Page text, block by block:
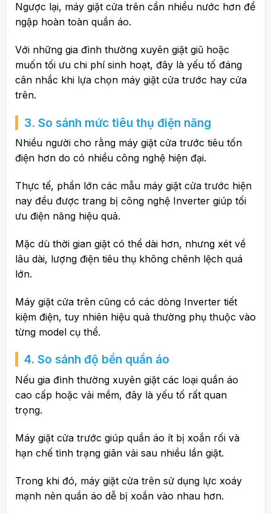
Ngược lại, máy giặt cửa trên cần nhiều nước hơn để
ngập hoàn toàn quần áo.
Với những gia đình thường xuyên giặt giũ hoặc
muốn tối ưu chi phí sinh hoạt, đây là yếu tố đáng
cân nhắc khi lựa chọn máy giặt cửa trước hay cửa
trên.
3. So sánh mức tiêu thụ điện năng
Nhiều người cho rằng máy giặt cửa trước tiêu tốn
điện hơn do có nhiều công nghệ hiện đại.
Thực tế, phần lớn các mẫu máy giặt cửa trước hiện
nay đều được trang bị công nghệ Inverter giúp tối
ưu điện năng hiệu quả.
Mặc dù thời gian giặt có thể dài hơn, nhưng xét về
lâu dài, lượng điện tiêu thụ không chênh lệch quá
lớn.
Máy giặt cửa trên cũng có các dòng Inverter tiết
kiệm điện, tuy nhiên hiệu quả thường phụ thuộc vào
từng model cụ thể.
4. So sánh độ bền quần áo
Nếu gia đình thường xuyên giặt các loại quần áo
cao cấp hoặc vải mềm, đây là yếu tố rất quan
trọng.
Máy giặt cửa trước giúp quần áo ít bị xoắn rối và
hạn chế tình trạng giãn vải sau nhiều lần giặt.
Trong khi đó, máy giặt cửa trên sử dụng lực xoáy
mạnh nên quần áo dễ bị xoắn vào nhau hơn.